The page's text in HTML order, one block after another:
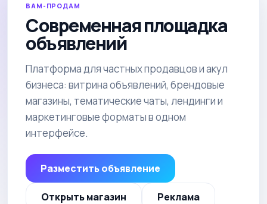
ВАМ-ПРОДАМ
Современная площадка
объявлений
Платформа для частных продавцов и акул
бизнеса: витрина объявлений, брендовые
магазины, тематические чаты, лендинги и
маркетинговые форматы в одном
интерфейсе.
Разместить объявление
Открыть магазин Реклама